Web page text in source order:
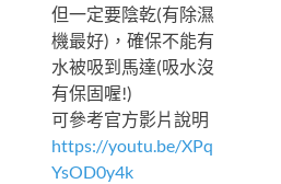
但一定要陰乾(有除濕
機最好)，確保不能有
水被吸到馬達(吸水沒
有保固喔!)
可參考官方影片說明
https://youtu.be/XPq
YsOD0y4k